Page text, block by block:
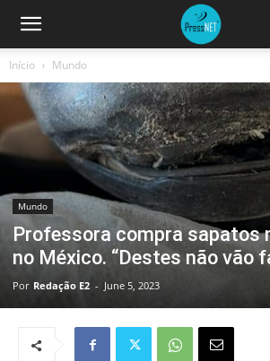
Início Mundo
Mundo
Professora compra sapatos
no México. “Destes não vão
Por Redação E2 - June 5, 2023